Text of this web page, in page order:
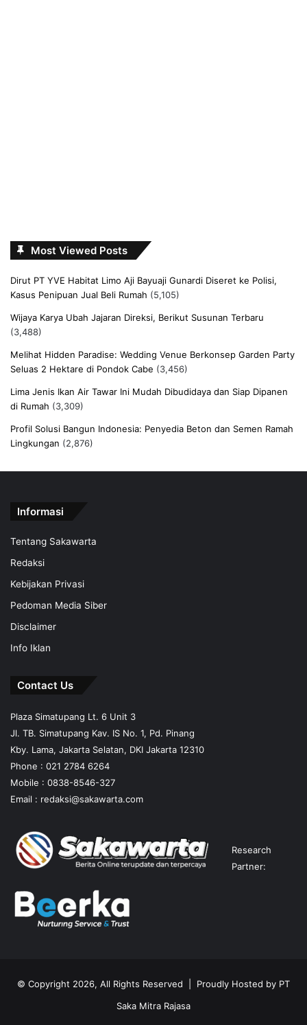
Most Viewed Posts
Dirut PT YVE Habitat Limo Aji Bayuaji Gunardi Diseret ke Polisi,
Kasus Penipuan Jual Beli Rumah (5,105)
Wijaya Karya Ubah Jajaran Direksi, Berikut Susunan Terbaru
(3,488)
Melihat Hidden Paradise: Wedding Venue Berkonsep Garden Party
Seluas 2 Hektare di Pondok Cabe (3,456)
Lima Jenis Ikan Air Tawar Ini Mudah Dibudidaya dan Siap Dipanen
di Rumah (3,309)
Profil Solusi Bangun Indonesia: Penyedia Beton dan Semen Ramah
Lingkungan (2,876)
Informasi
Tentang Sakawarta
Redaksi
Kebijakan Privasi
Pedoman Media Siber
Disclaimer
Info Iklan
Contact Us
Plaza Simatupang Lt. 6 Unit 3
Jl. TB. Simatupang Kav. IS No. 1, Pd. Pinang
Kby. Lama, Jakarta Selatan, DKI Jakarta 12310
Phone : 021 2784 6264
Mobile : 0838-8546-327
Email : redaksi@sakawarta.com
Research
Partner:
© Copyright 2026, All Rights Reserved | Proudly Hosted by PT
Saka Mitra Rajasa